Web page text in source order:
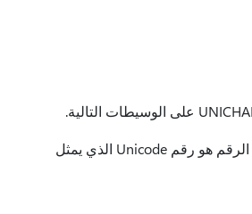
مطلوبة. الرقم هو رقم Unicode الذي يمثل